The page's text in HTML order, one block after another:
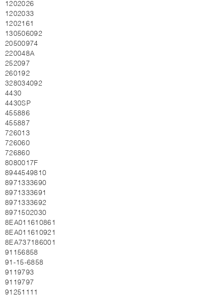
1202026
1202033
1202161
130506092
20500974
220048A
252097
260192
328034092
4430
4430SP
455886
455887
726013
726060
726860
8080017F
8944549810
8971333690
8971333691
8971333692
8971502030
8EA011610861
8EA011610921
8EA737186001
91156858
91-15-6858
9119793
9119797
91251111